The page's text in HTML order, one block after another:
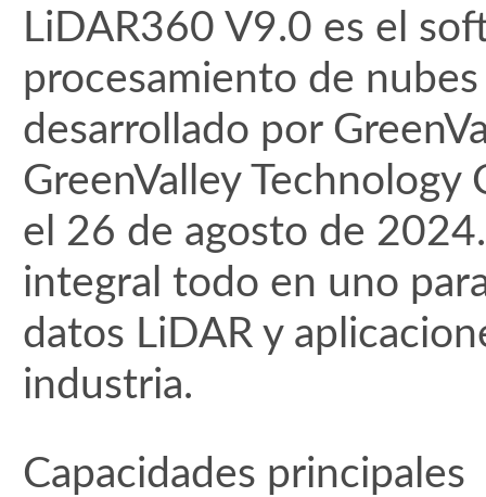
LiDAR360 V9.0 es el
procesamiento de
desarrollado por
GreenValley Technology
el 26 de agosto de
integral todo en uno
datos LiDAR y
industria.
Capacidades principales